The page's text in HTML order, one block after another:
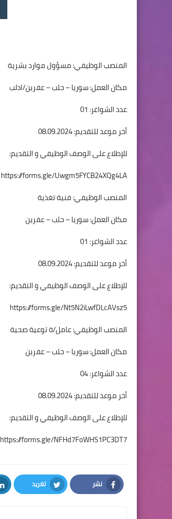
المنصب الوظيفي: مسؤول موارد بشرية
مكان العمل: سوريا – حلب – عفرين/ادلب
عدد الشواغر: 01
أخر موعد للتقديم: 08.09.2024
للإطلاع على الوصف الوظيفي و التقديم:
https://forms.gle/Uwgm5FYCB24XQg4LA
المنصب الوظيفي: فنية تغذية
مكان العمل: سوريا – حلب – عفرين
عدد الشواغر: 01
أخر موعد للتقديم: 08.09.2024
للإطلاع على الوصف الوظيفي و التقديم:
https://forms.gle/Nt5N2iLwfDLcAVsz5
المنصب الوظيفي: عامل/ة توعية صحية
مكان العمل: سوريا – حلب – عفرين
عدد الشواغر: 04
أخر موعد للتقديم: 08.09.2024
للإطلاع على الوصف الوظيفي و التقديم:
https://forms.gle/NFHd7FoWHS1PC3DT7
نشر
Facebook
تغريد
Twitter